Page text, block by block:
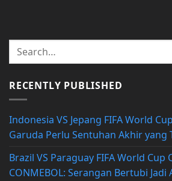
RECENTLY PUBLISHED
Indonesia VS Jepang FIFA World
Garuda Perlu Sentuhan Akhir yang
Brazil VS Paraguay FIFA World Cup
CONMEBOL: Serangan Bertubi Jadi